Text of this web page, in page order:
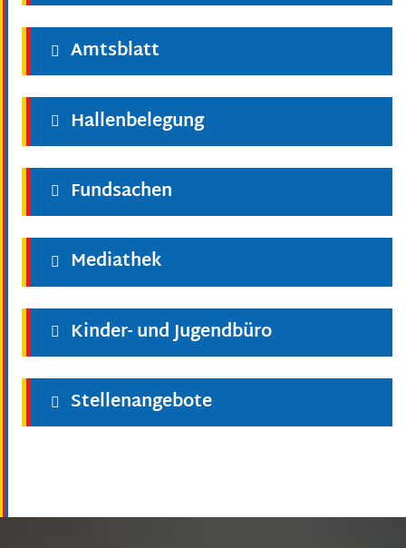
Amtsblatt
Hallenbelegung
Fundsachen
Mediathek
Kinder- und Jugendbüro
Stellenangebote